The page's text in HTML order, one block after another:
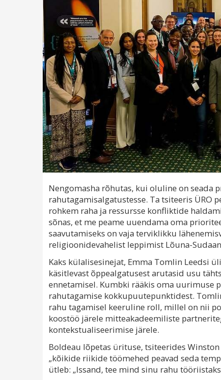
Nengomasha rõhutas, kui oluline on seada
rahutagamisalgatustesse. Ta tsiteeris ÜRO
rohkem raha ja ressursse konfliktide
sõnas, et me peame uuendama oma
saavutamiseks on vaja terviklikku
religioonidevahelist leppimist Lõuna-
Kaks külalisesinejat, Emma Tomlin Leedsi
käsitlevast õppealgatusest arutasid usu
ennetamisel. Kumbki rääkis oma uurimuse
rahutagamise kokkupuutepunktidest.
rahu tagamisel keeruline roll, millel on nii
koostöö järele mitteakadeemiliste
kontekstualiseerimise järele.
Boldeau lõpetas ürituse, tsiteerides Winston
„kõikide riikide töömehed peavad seda
ütleb: „Issand, tee mind sinu rahu